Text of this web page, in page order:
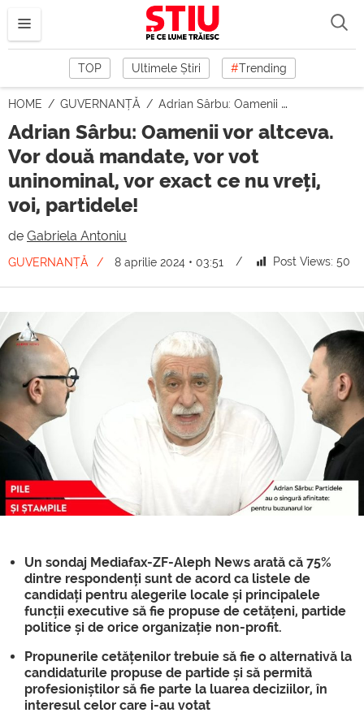
TOP Ultimele Știri #Trending
HOME GUVERNANȚĂ Adrian Sârbu: Oamenii vor altceva. Vor două mandate, vor vot uninominal, vor exact ce nu vreți, voi, partidele!
Adrian Sârbu: Oamenii vor altceva.
Vor două mandate, vor vot
uninominal, vor exact ce nu vreți,
voi, partidele!
de Gabriela Antoniu
GUVERNANȚĂ 8 aprilie 2024 • 03:51 Post Views: 50
Un sondaj Mediafax-ZF-Aleph News arată că 75%
dintre respondenți sunt de acord ca listele de
candidați pentru alegerile locale și principalele
funcții executive să fie propuse de cetățeni, partide
politice și de orice organizație non-profit.
Propunerile cetățenilor trebuie să fie o alternativă la
candidaturile propuse de partide și să permită
profesioniștilor să fie parte la luarea deciziilor, în
interesul celor care i-au votat